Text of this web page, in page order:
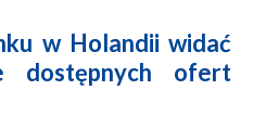
w Holandii widać
dostępnych ofert